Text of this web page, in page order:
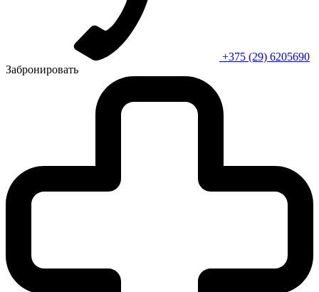
+375 (29) 6205690
Забронировать